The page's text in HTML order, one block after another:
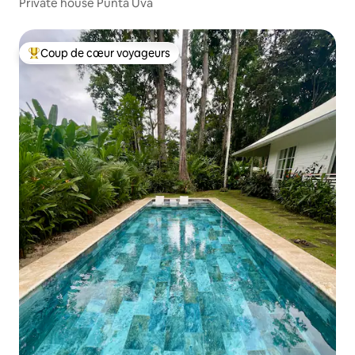
Coups de cœur voyageurs les plus appréciés
Coup de cœur voyageurs